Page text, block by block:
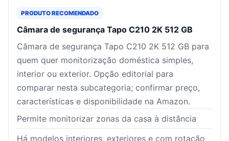
PRODUTO RECOMENDADO
Câmara de segurança Tapo C210 2K 512 GB
Câmara de segurança Tapo C210 2K 512 GB para
quem quer monitorização doméstica simples,
interior ou exterior. Opção editorial para
comparar nesta subcategoria; confirmar preço,
características e disponibilidade na Amazon.
Permite monitorizar zonas da casa à distância
Há modelos interiores, exteriores e com rotação